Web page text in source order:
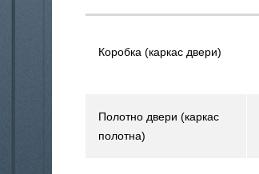
Коробка (каркас двери)
Полотно двери (каркас
полотна)